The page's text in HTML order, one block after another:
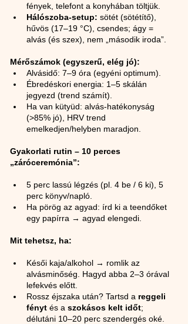
fények, telefont a konyhában töltjük.
Hálószoba-setup: sötét (sötétítő),
hűvös (17–19 °C), csendes; ágy =
alvás (és szex), nem „második iroda”.
Mérőszámok (egyszerű, elég jó):
Alvásidő: 7–9 óra (egyéni optimum).
Ébredéskori energia: 1–5 skálán
jegyezd (trend számít).
Ha van kütyüd: alvás-hatékonyság
(>85% jó), HRV trend
emelkedjen/helyben maradjon.
Gyakorlati rutin – 10 perces
„záróceremónia”:
5 perc lassú légzés (pl. 4 be / 6 ki), 5
perc könyv/napló.
Ha pörög az agyad: írd ki a teendőket
egy papírra → agyad elengedi.
Mit tehetsz, ha:
Késői kaja/alkohol → romlik az
alvásminőség. Hagyd abba 2–3 órával
lefekvés előtt.
Rossz éjszaka után? Tartsd a reggeli
fényt és a szokásos kelt időt;
délutáni 10–20 perc szendergés oké.